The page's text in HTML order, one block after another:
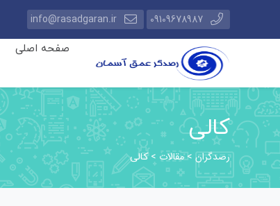
09109678987
info@rasadgaran.ir
صفحه اصلی
کالی
رصدگران >مقالات >کالی